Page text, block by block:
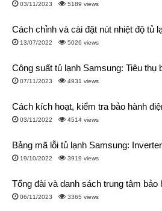
03/11/2023 5189 views
Cách chỉnh và cài đặt nút nhiệt độ tủ
13/07/2022 5026 views
Công suất tủ lạnh Samsung: Tiêu thụ
07/11/2023 4931 views
Cách kích hoạt, kiểm tra bảo hành
03/11/2022 4514 views
Bảng mã lỗi tủ lạnh Samsung:
19/10/2022 3919 views
Tổng đài và danh sách trung tâm bảo
06/11/2023 3365 views